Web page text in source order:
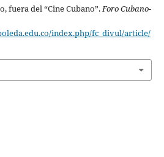
fuera del “Cine Cubano”.Foro Cubano-
index.php/fc_divul/article/